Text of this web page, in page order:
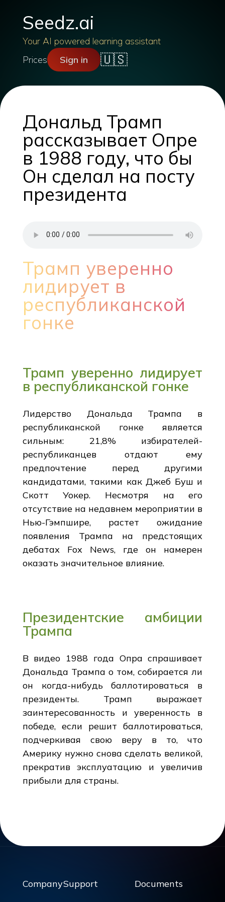
Seedz.ai
Your AI powered learning assistant
Prices
Sign in 🇺🇸
Дональд Трамп
рассказывает Опре
в 1988 году, что бы
Он сделал на посту
президента
Трамп уверенно
лидирует в
республиканской
гонке
Трамп уверенно лидирует
в республиканской гонке
Лидерство Дональда Трампа в
республиканской гонке является
сильным: 21,8% избирателей-
республиканцев отдают ему
предпочтение перед другими
кандидатами, такими как Джеб Буш и
Скотт Уокер. Несмотря на его
отсутствие на недавнем мероприятии в
Нью-Гэмпшире, растет ожидание
появления Трампа на предстоящих
дебатах Fox News, где он намерен
оказать значительное влияние.
Президентские амбиции
Трампа
В видео 1988 года Опра спрашивает
Дональда Трампа о том, собирается ли
он когда-нибудь баллотироваться в
президенты. Трамп выражает
заинтересованность и уверенность в
победе, если решит баллотироваться,
подчеркивая свою веру в то, что
Америку нужно снова сделать великой,
прекратив эксплуатацию и увеличив
прибыли для страны.
CompanySupport Documents